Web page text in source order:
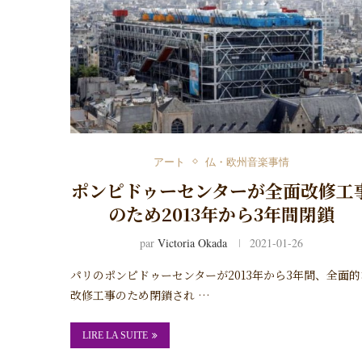
アート 仏・欧州音楽事情
ポンピドゥーセンターが全面改修工
のため2013年から3年間閉鎖
parVictoria Okada 2021-01-26
パリのポンピドゥーセンターが2013年から3年間、全面
改修工事のため閉鎖され …
LIRE LA SUITE